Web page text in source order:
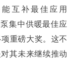
互补最佳应用
集中供暖最佳应
重磅大奖。这不
其未来继续推动